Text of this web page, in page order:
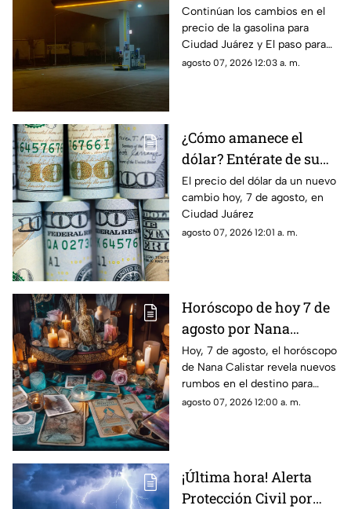
gasolina para Ciudad
Juárez y El Paso
Continúan los cambios en el
precio de la gasolina para
Ciudad Juárez y El paso para
hoy, 7 de agosto
agosto 07, 2026 12:03 a. m.
¿Cómo amanece el
dólar? Entérate de su
precio hoy, 7 de agosto,
en Ciudad Juárez
El precio del dólar da un nuevo
cambio hoy, 7 de agosto, en
Ciudad Juárez
agosto 07, 2026 12:01 a. m.
Horóscopo de hoy 7 de
agosto por Nana
Calistar: Este será tu
mejor beneficio
Hoy, 7 de agosto, el horóscopo
de Nana Calistar revela nuevos
rumbos en el destino para
estos signos
agosto 07, 2026 12:00 a. m.
¡Última hora! Alerta
Protección Civil por